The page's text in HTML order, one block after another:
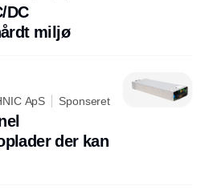
DC
miljø
ApS Sponseret
der kan